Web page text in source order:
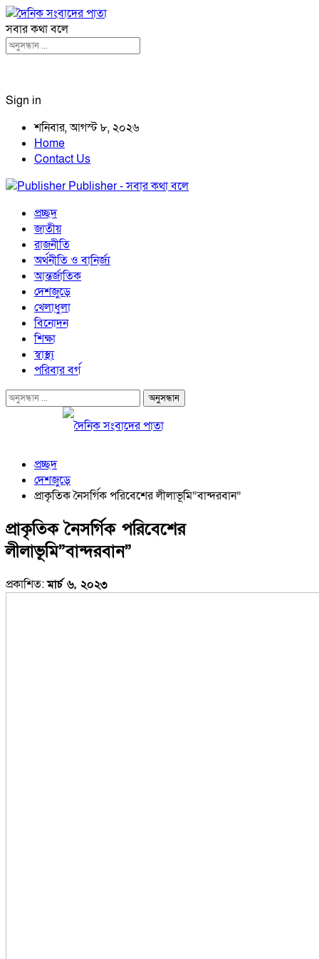
সবার কথা বলে
Sign in
শনিবার, আগস্ট ৮, ২০২৬
Home
Contact Us
Publisher - সবার কথা বলে
প্রচ্ছদ
জাতীয়
রাজনীতি
অর্থনীতি ও বানির্জ্য
আন্তর্জাতিক
দেশজুড়ে
খেলাধুলা
বিনোদন
শিক্ষা
স্বাস্থ্য
পরিবার বর্গ
প্রচ্ছদ
দেশজুড়ে
প্রাকৃতিক নৈসর্গিক পরিবেশের লীলাভূমি”বান্দরবান”
প্রাকৃতিক নৈসর্গিক পরিবেশের
লীলাভূমি”বান্দরবান”
প্রকাশিত:মার্চ ৬, ২০২৩